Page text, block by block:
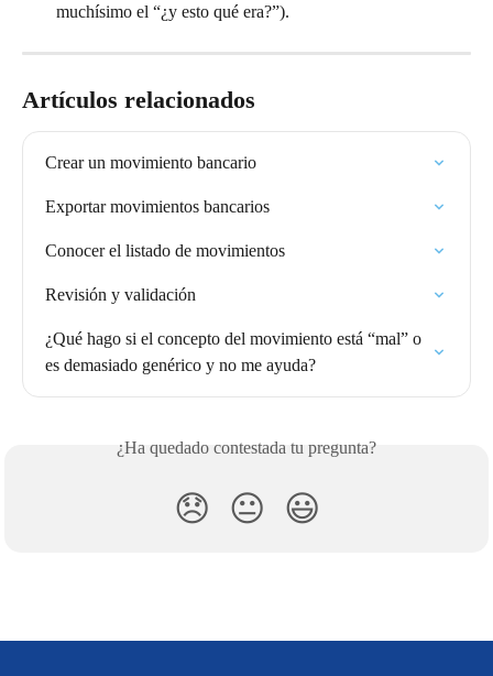
muchísimo el “¿y esto qué era?”).
Artículos relacionados
Crear un movimiento bancario
Exportar movimientos bancarios
Conocer el listado de movimientos
Revisión y validación
¿Qué hago si el concepto del movimiento está “mal” o
es demasiado genérico y no me ayuda?
¿Ha quedado contestada tu pregunta?
😞 😐 😃